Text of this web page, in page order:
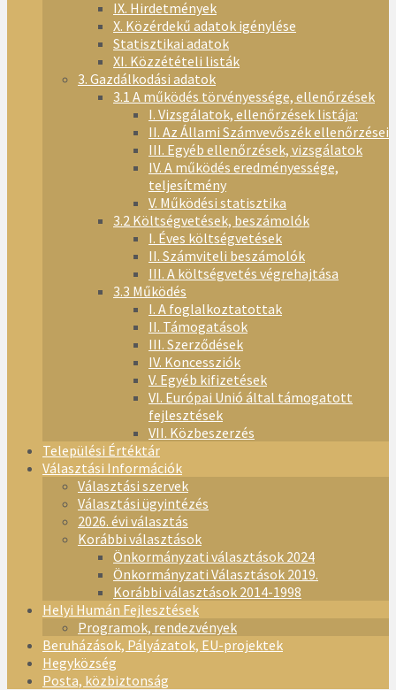
IX. Hirdetmények
X. Közérdekű adatok igénylése
Statisztikai adatok
XI. Közzétételi listák
3. Gazdálkodási adatok
3.1 A működés törvényessége, ellenőrzések
I. Vizsgálatok, ellenőrzések listája:
II. Az Állami Számvevőszék ellenőrzései
III. Egyéb ellenőrzések, vizsgálatok
IV. A működés eredményessége,
teljesítmény
V. Működési statisztika
3.2 Költségvetések, beszámolók
I. Éves költségvetések
II. Számviteli beszámolók
III. A költségvetés végrehajtása
3.3 Működés
I. A foglalkoztatottak
II. Támogatások
III. Szerződések
IV. Koncessziók
V. Egyéb kifizetések
VI. Európai Unió által támogatott
fejlesztések
VII. Közbeszerzés
Települési Értéktár
Választási Információk
Választási szervek
Választási ügyintézés
2026. évi választás
Korábbi választások
Önkormányzati választások 2024
Önkormányzati Választások 2019.
Korábbi választások 2014-1998
Helyi Humán Fejlesztések
Programok, rendezvények
Beruházások, Pályázatok, EU-projektek
Hegyközség
Posta, közbiztonság